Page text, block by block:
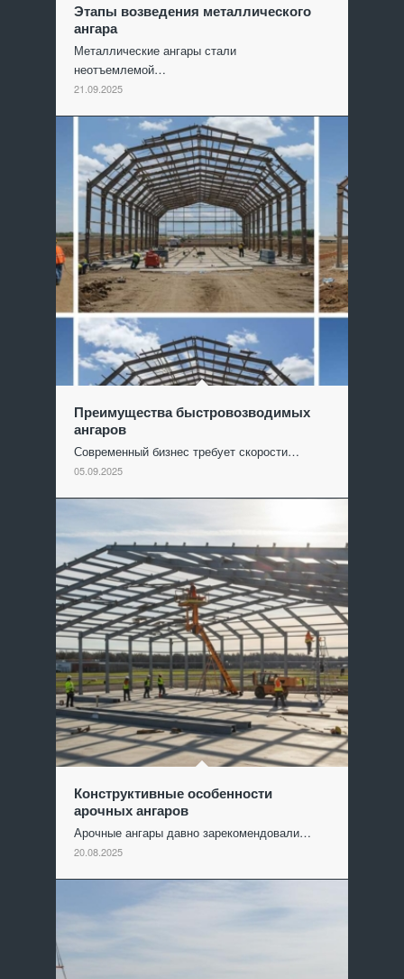
Этапы возведения металлического
ангара
Металлические ангары стали
неотъемлемой…
21.09.2025
Преимущества быстровозводимых
ангаров
Современный бизнес требует скорости…
05.09.2025
Конструктивные особенности
арочных ангаров
Арочные ангары давно зарекомендовали…
20.08.2025